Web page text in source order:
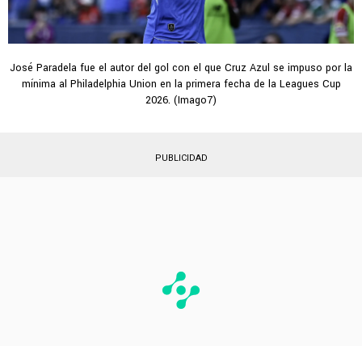
José Paradela fue el autor del gol con el que Cruz Azul se impuso por la
mínima al Philadelphia Union en la primera fecha de la Leagues Cup
2026. (Imago7)
PUBLICIDAD